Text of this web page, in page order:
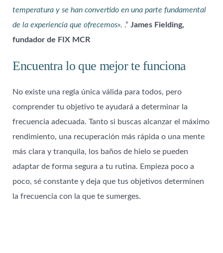
temperatura y se han convertido en una parte fundamental
de la experiencia que ofrecemos». .”James Fielding,
fundador de FIX MCR
Encuentra lo que mejor te funciona
No existe una regla única válida para todos, pero
comprender tu objetivo te ayudará a determinar la
frecuencia adecuada. Tanto si buscas alcanzar el máximo
rendimiento, una recuperación más rápida o una mente
más clara y tranquila, los baños de hielo se pueden
adaptar de forma segura a tu rutina. Empieza poco a
poco, sé constante y deja que tus objetivos determinen
la frecuencia con la que te sumerges.